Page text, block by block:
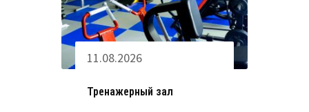
11.08.2026
Тренажерный зал